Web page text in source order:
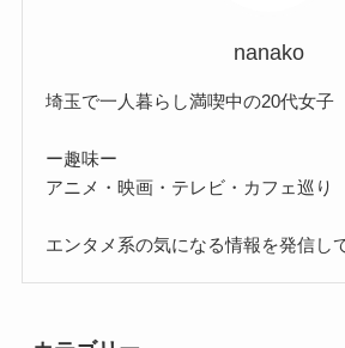
nanako
埼玉で一人暮らし満喫中の20代女子
ー趣味ー
アニメ・映画・テレビ・カフェ巡り
エンタメ系の気になる情報を発信し